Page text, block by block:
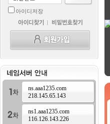
아이디저장
ns.aaa1235.com
218.145.65.143
ns1.aaa1235.com
116.126.143.226